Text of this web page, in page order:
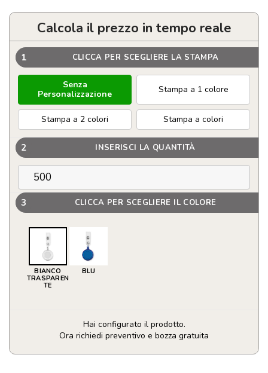
Calcola il prezzo in tempo reale
1 CLICCA PER SCEGLIERE LA STAMPA
Senza
Personalizzazione
Stampa a 1 colore
Stampa a 2 colori Stampa a colori
2 INSERISCI LA QUANTITÀ
3 CLICCA PER SCEGLIERE IL COLORE
BIANCO
TRASPAREN
TE
BLU
Hai configurato il prodotto.
Ora richiedi preventivo e bozza gratuita
Porta